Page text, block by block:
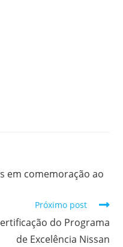
em comemoração ao
Próximo post
do Programa
de Excelência Nissan